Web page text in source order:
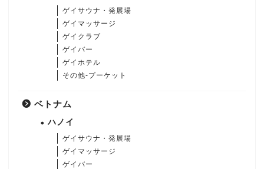
ゲイサウナ・発展場
ゲイマッサージ
ゲイクラブ
ゲイバー
ゲイホテル
その他-プーケット
ベトナム
ハノイ
ゲイサウナ・発展場
ゲイマッサージ
ゲイバー